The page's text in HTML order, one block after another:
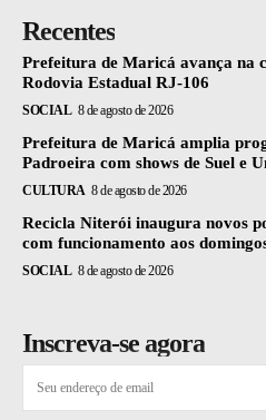
Recentes
Prefeitura de Maricá avança na
Rodovia Estadual RJ-106
SOCIAL 8 de agosto de 2026
Prefeitura de Maricá amplia
Padroeira com shows de Suel e
CULTURA 8 de agosto de 2026
Recicla Niterói inaugura novos
com funcionamento aos
SOCIAL 8 de agosto de 2026
Inscreva-se agora